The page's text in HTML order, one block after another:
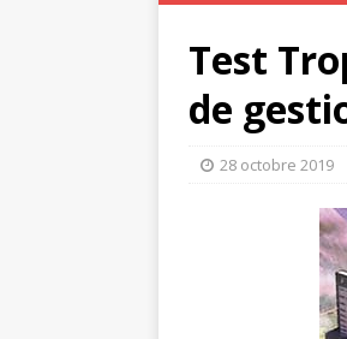
Test
de
28 octobre 2019